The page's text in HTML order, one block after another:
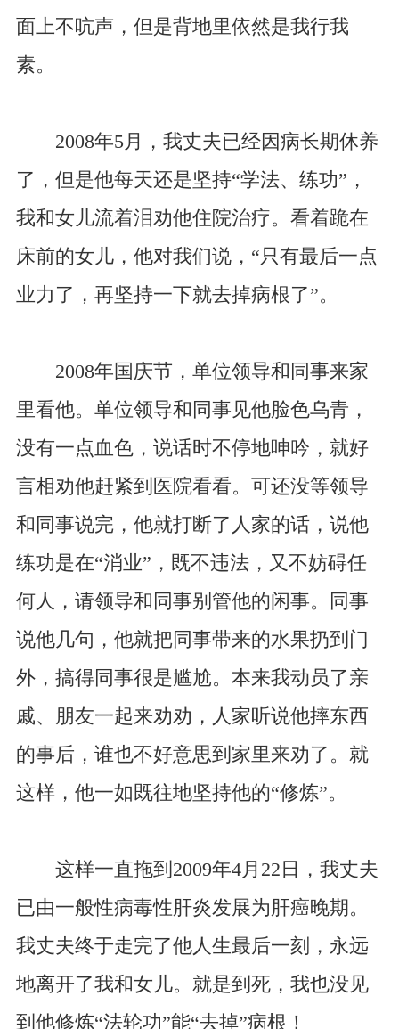
面上不吭声，但是背地里依然是我行我
素。
2008年5月，我丈夫已经因病长期休养
了，但是他每天还是坚持“学法、练功”，
我和女儿流着泪劝他住院治疗。看着跪在
床前的女儿，他对我们说，“只有最后一点
业力了，再坚持一下就去掉病根了”。
2008年国庆节，单位领导和同事来家
里看他。单位领导和同事见他脸色乌青，
没有一点血色，说话时不停地呻吟，就好
言相劝他赶紧到医院看看。可还没等领导
和同事说完，他就打断了人家的话，说他
练功是在“消业”，既不违法，又不妨碍任
何人，请领导和同事别管他的闲事。同事
说他几句，他就把同事带来的水果扔到门
外，搞得同事很是尴尬。本来我动员了亲
戚、朋友一起来劝劝，人家听说他摔东西
的事后，谁也不好意思到家里来劝了。就
这样，他一如既往地坚持他的“修炼”。
这样一直拖到2009年4月22日，我丈夫
已由一般性病毒性肝炎发展为肝癌晚期。
我丈夫终于走完了他人生最后一刻，永远
地离开了我和女儿。就是到死，我也没见
到他修炼“法轮功”能“去掉”病根！